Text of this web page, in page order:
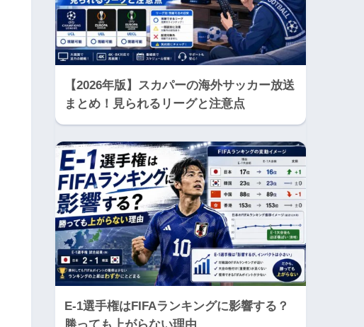
【2026年版】スカパーの海外サッカー放送
まとめ！見られるリーグと注意点
E-1選手権はFIFAランキングに影響する？